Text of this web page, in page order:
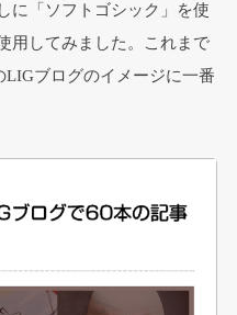
に「ソフトゴシック」を使
用してみました。これまで
ブログのイメージに一番